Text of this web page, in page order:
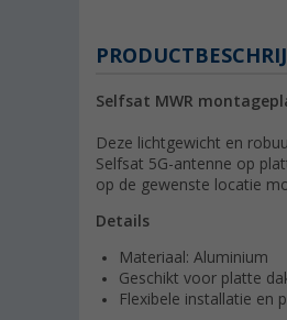
Selfsat MWR
Deze lichtgewicht en
Selfsat 5G-antenne op
op de gewenste locatie
Details
Materiaal: Aluminium
Geschikt voor platte
Flexibele installatie en